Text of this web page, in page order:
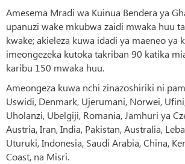
Amesema Mradi wa Kuinua Bendera ya
upanuzi wake mkubwa zaidi mwaka huu
kwake; akieleza kuwa idadi ya maeneo ya
imeongezeka kutoka takriban 90 katika
karibu 150 mwaka huu.
Ameongeza kuwa nchi zinazoshiriki ni
Uswidi, Denmark, Ujerumani, Norwei,
Uholanzi, Ubelgiji, Romania, Jamhuri ya
Austria, Iran, India, Pakistan, Australia,
Uturuki, Indonesia, Saudi Arabia, China,
Coast, na Misri.